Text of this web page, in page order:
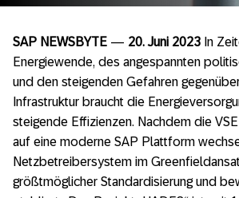
SAP NEWSBYTE — 20. Juni 2023 In
Energiewende, des angespannten
und den steigenden Gefahren
Infrastruktur braucht die
steigende Effizienzen. Nachdem die
auf eine moderne SAP Plattform
Netzbetreibersystem im
größtmöglicher Standardisierung und